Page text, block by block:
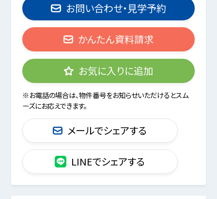
お問い合わせ・見学予約
かんたん資料請求
お気に入りに追加
※お電話の場合は、物件番号をお知らせいただけるとスム
ーズにお応えできます。
メールでシェアする
LINEでシェアする